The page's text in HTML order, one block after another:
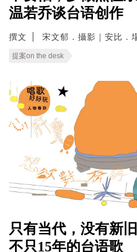
温若乔谈台语创作
撰文 宋文郁．攝影｜安比．
提案on the desk
只有当代，没有新
不只15年的台语歌